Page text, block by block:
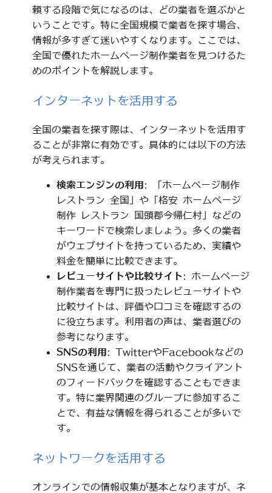
頼する段階で気になるのは、どの業者を選ぶかと
いうことです。特に全国規模で業者を探す場合、
情報が多すぎて迷いやすくなります。ここでは、
全国で優れたホームページ制作業者を見つけるた
めのポイントを解説します。
インターネットを活用する
全国の業者を探す際は、インターネットを活用す
ることが非常に有効です。具体的には以下の方法
が考えられます。
検索エンジンの利用 : 「ホームページ制作
レストラン 全国」や「格安 ホームページ
制作 レストラン 国頭郡今帰仁村」などの
キーワードで検索しましょう。多くの業者
がウェブサイトを持っているため、実績や
料金を簡単に比較できます。
レビューサイトや比較サイト: ホームページ
制作業者を専門に扱ったレビューサイトや
比較サイトは、評価や口コミを確認するの
に役立ちます。利用者の声は、業者選びの
参考になります。
SNSの利用 : TwitterやFacebookなどの
SNSを通じて、業者の活動やクライアント
のフィードバックを確認することもできま
す。特に業界関連のグループに参加するこ
とで、有益な情報を得られることが多いで
す。
ネットワークを活用する
オンラインでの情報収集が基本となりますが、ネ